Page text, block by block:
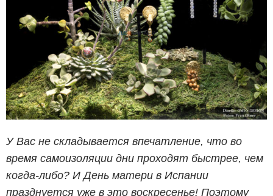
У Вас не складывается впечатление, что во
время самоизоляции дни проходят быстрее, чем
когда-либо? И День матери в Испании
празднуется уже в это воскресенье! Поэтому